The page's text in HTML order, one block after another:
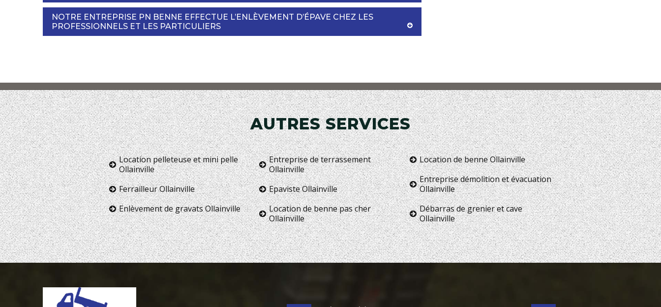
NOTRE ENTREPRISE PN BENNE EFFECTUE L’ENLÈVEMENT D’ÉPAVE CHEZ LES
PROFESSIONNELS ET LES PARTICULIERS
AUTRES SERVICES
Location pelleteuse et mini pelle
Ollainville
Ferrailleur Ollainville
Enlèvement de gravats Ollainville
Entreprise de terrassement
Ollainville
Epaviste Ollainville
Location de benne pas cher
Ollainville
Location de benne Ollainville
Entreprise démolition et évacuation
Ollainville
Débarras de grenier et cave
Ollainville